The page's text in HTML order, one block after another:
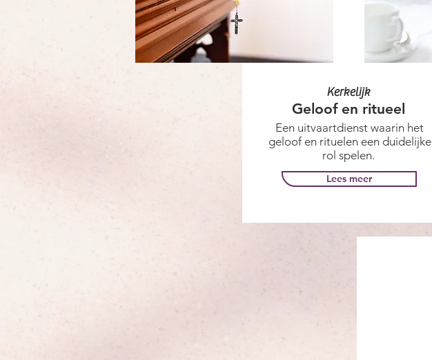
Kerkelijk
Geloof en ritueel
Een uitvaartdienst waarin het
geloof en rituelen een duidelijke
rol spelen.
Lees meer